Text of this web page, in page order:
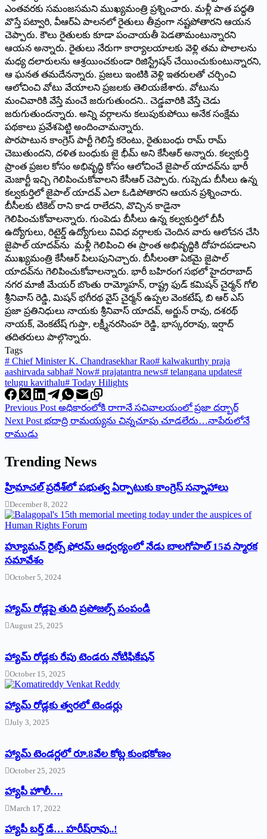
ఎంతవరకు సమంజసమని ముఖ్యమంత్రి ప్రశ్నించారు. మళ్లీ పాత పద్ధతి
వొస్తే పట్వారి, వీఆర్‌ఏ ‌పాలనలో రైతులు తీవ్రంగా నష్టపోతారని ఆయన
చెప్పారు. కౌలు రైతులకు కూడా పంచాయతీ పెడతామంటున్నారని
ఆయన అన్నారు. రైతులు నేరుగా కార్యాలయాలకు వెళ్లి తమ పొలాలను
మధ్య దలారులను ఆశ్రయించకుండా రిజిస్ట్రేషన్‌ ‌చేయించుకుంటున్నారని,
ఆ ఘనత తమదేనన్నారు. ప్రజలు ఇంటికి వెళ్లి ఇతరులతో చర్చించి
ఆలోచించి వోటు వేయాలని ప్రజలకు తెలియజేశారు. వోటును
మంచివారికి వేస్తే మంచే జరుగుతుందని.. చెడ్డవారికి వేస్తే చెడు
జరుగుతుందన్నారు. అన్ని వర్గాలను కలుపుకుపోయి అనేక సంక్షేమ
పథకాలు ప్రవేశపెట్టి అందించామన్నారు.
పొరపాటున కాంగ్రెస్‌ ‌పార్టీ గెలిస్తే కరెంటు, రైతుబంధు రామ్‌ ‌రామ్‌
‌చెబుతుందని, దళిత బంధుకు జై భీమ్‌ అని కేసీఆర్‌ అన్నారు. కల్వకుర్తి
ప్రాంత ప్రజల కోసం అభివృద్ధి కోసం ఆలోచించే జైపాల్‌ ‌యాదవ్‌ను భారీ
మెజార్టీ ఇచ్చి గెలిపించుకోవాలని కేసీఆర్‌ ‌చెప్పారు. గుప్పెడు బీసీలు ఉన్న
కల్వకుర్తిలో జైపాల్‌ ‌యాదవ్‌ ఎలా ఓడిపోతారని ఆయన ప్రశ్నించారు.
బీసీలకు టికెట్‌ ‌రాని కాడ రాలేదని, వొచ్చిన కాడైనా
గెలిపించుకోవాలన్నారు. గుంపెడు బీసీలు ఉన్న కల్వకుర్తిలో బీసీ
ఉద్యోగులు, రిటైర్డ్ ఉద్యోగులు వివిధ వర్గాలకు చెందిన వారు ఆలోచన చేసి
జైపాల్‌ ‌యాదవ్‌ను మళ్లీ గెలిపించి ఈ ప్రాంత అభివృద్ధికి దోహదపడాలని
ముఖ్యమంత్రి కేసీఆర్‌ ‌పిలుపునిచ్చారు. బీసీలంతా ఏకమై జైపాల్‌
‌యాదవ్‌ను గెలిపించుకోవాలన్నారు. భారీ బహిరంగ సభలో హైదరాబాద్‌
‌నగర మాజీ మేయర్‌ ‌బొంతు రామ్మోహన్‌, ‌రాష్ట్ర ఫుడ్‌ ‌కమిషన్‌ ‌చైర్మన్‌ ‌గోలి
శ్రీనివాస్‌ ‌రెడ్డి, మిషన్‌ ‌భగీరథ వైస్‌ ‌చైర్మన్‌ ఉప్పల వెంకటేష్‌, ‌బి ఆర్‌ ఎస్‌
‌ప్రజా ప్రతినిధులు నాయకు శ్రీనివాస్‌ ‌యాదవ్‌, అర్జున్‌ ‌రావు, దశరథ్‌
‌నాయక్‌, ‌వెంకటేష్‌ ‌గుప్తా, లక్ష్మీనరసింహ రెడ్డి, భాస్కరరావు, ఇర్షాద్‌
‌తదితరులు పాల్గొన్నారు.
Tags
# Chief Minister K. Chandrasekhar Rao# kalwakurthy praja
aashirvada sabha# Now# prajatantra news# telangana updates#
telugu kavithalu# Today Hilights
Previous Post అధికారంలోకి రాగానే సచివాలయంలో ప్రజా దర్బార్‌
Next Post భదాద్రి రామయ్యను చిన్నచూపు చూడలేదు…నాపేరులోనే
రాముడు
Trending News
‌హ్రిమాచల్‌ ‌ప్రదేశ్‌లో పభుత్వ ఏర్పాటుకు కాంగ్రెస్‌ ‌సన్నాహాలు
December 8, 2022
హ్యూమన్‌ రైట్స్‌ ఫోరమ్‌ ఆధ్వర్యంలో నేడు బాలగోపాల్‌ 15వ స్మారక
సమావేశం
October 5, 2024
హ్యామ్‌ రోడ్లపై తుది ప్రపోజల్స్‌ పంపండి
August 25, 2025
హ్యామ్‌ రోడ్లకు రేపు టెండరు నోటిఫికేషన్‌
October 15, 2025
హ్యామ్‌ రోడ్లకు త్వరలో టెండర్లు
July 3, 2025
హ్యామ్‌ ‌టెండర్లలో రూ.8వేల కోట్ల కుంభకోణం
October 25, 2025
హ్యాపీ హొలీ….
March 17, 2022
హ్యాపీ బర్త్ ‌డే… హరీష్‌రావు..!